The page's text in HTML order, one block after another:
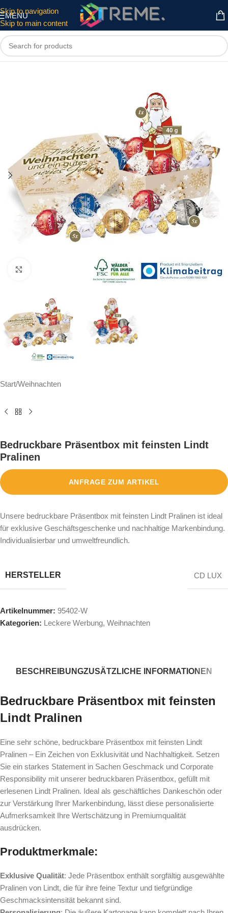
Skip to navigation
Skip to main content
MENU
Start/Weihnachten
Bedruckbare Präsentbox mit feinsten Lindt
Pralinen
ANFRAGE ZUM ARTIKEL
Unsere bedruckbare Präsentbox mit feinsten Lindt Pralinen ist ideal
für exklusive Geschäftsgeschenke und nachhaltige Markenbindung.
Individualisierbar und umweltfreundlich.
HERSTELLER CD LUX
Artikelnummer: 95402-W
Kategorien: Leckere Werbung, Weihnachten
BESCHREIBUNGZUSÄTZLICHE INFORMATIONEN
Bedruckbare Präsentbox mit feinsten
Lindt Pralinen
Eine sehr schöne, bedruckbare Präsentbox mit feinsten Lindt
Pralinen – Ein Zeichen von Exklusivität und Nachhaltigkeit. Setzen
Sie ein starkes Statement in Sachen Geschmack und Corporate
Responsibility mit unserer bedruckbaren Präsentbox, gefüllt mit
erlesenen Lindt Pralinen. Ideal als geschäftliches Dankeschön oder
zur Verstärkung Ihrer Markenbindung, lässt diese personalisierte
Aufmerksamkeit Ihre Wertschätzung in Premiumqualität
ausdrücken.
Produktmerkmale:
Exklusive Qualität: Jede Präsentbox enthält sorgfältig ausgewählte
Pralinen von Lindt, die für ihre feine Textur und tiefgründige
Geschmacksintensität bekannt sind.